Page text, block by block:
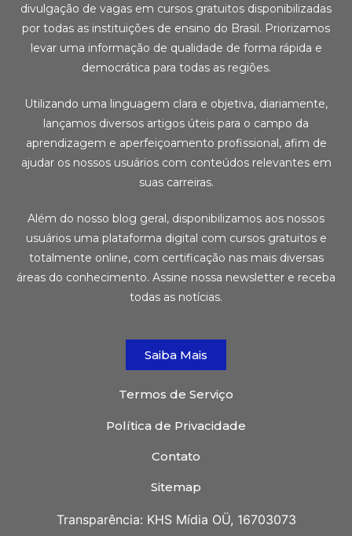
divulgação de vagas em cursos gratuitos disponibilizadas
por todas as instituições de ensino do Brasil. Priorizamos
levar uma informação de qualidade de forma rápida e
democrática para todas as regiões.
Utilizando uma linguagem clara e objetiva, diariamente,
lançamos diversos artigos úteis para o campo da
aprendizagem e aperfeiçoamento profissional, afim de
ajudar os nossos usuários com conteúdos relevantes em
suas carreiras.
Além do nosso blog geral, disponibilizamos aos nossos
usuários uma plataforma digital com cursos gratuitos e
totalmente online, com certificação nas mais diversas
áreas do conhecimento. Assine nossa newsletter e receba
todas as notícias.
Saiba Mais
Termos de Serviço
Política de Privacidade
Contato
Sitemap
Transparência: KHS Mídia OÜ, 16703073